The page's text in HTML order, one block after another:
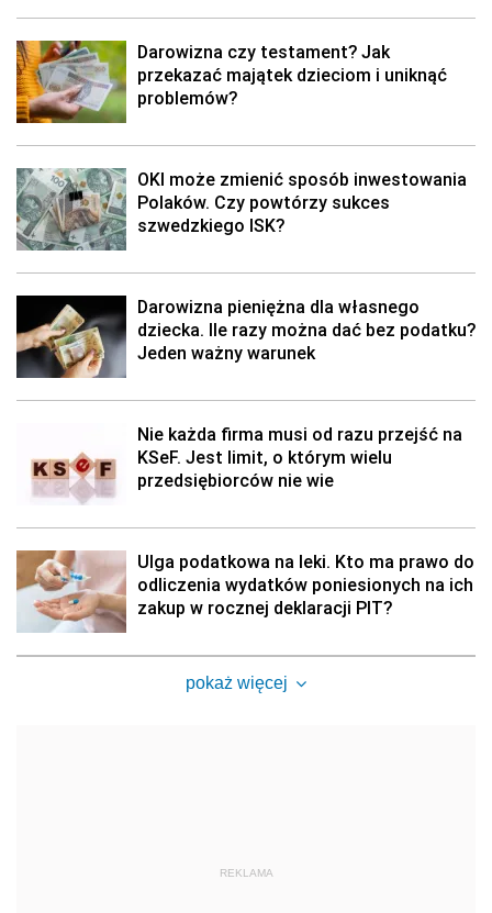
Darowizna czy testament? Jak
przekazać majątek dzieciom i uniknąć
problemów?
OKI może zmienić sposób inwestowania
Polaków. Czy powtórzy sukces
szwedzkiego ISK?
Darowizna pieniężna dla własnego
dziecka. Ile razy można dać bez podatku?
Jeden ważny warunek
Nie każda firma musi od razu przejść na
KSeF. Jest limit, o którym wielu
przedsiębiorców nie wie
Ulga podatkowa na leki. Kto ma prawo do
odliczenia wydatków poniesionych na ich
zakup w rocznej deklaracji PIT?
pokaż więcej
REKLAMA